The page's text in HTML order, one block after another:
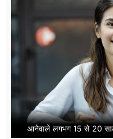
आनेवाले लगभग 15 से 20